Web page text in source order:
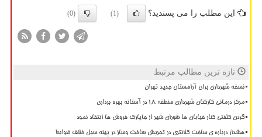
این مطلب را می پسندید؟ (1)
(0)
تازه ترین مطالب مرتبط
نسخه شهرداری برای آرامستان جدید تهران
مرکز درمانی کارکنان شهرداری منطقه ۱۸ در آستانه بهره برداری
گردن کلفتی کنار خیابان ها شورای شهر از جاپارک فروش ها انتقاد نمود
هشدار درباره ی ساخت کلانتری در تجریش ساخت وساز در پهنه سیل خلاف ضوابط